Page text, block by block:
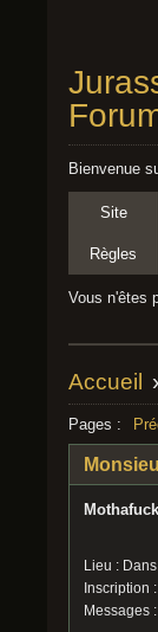
Bienvenue
Site
Règles
Vous n'êtes
Accueil
Pages :
Lieu :
Inscription
Messages